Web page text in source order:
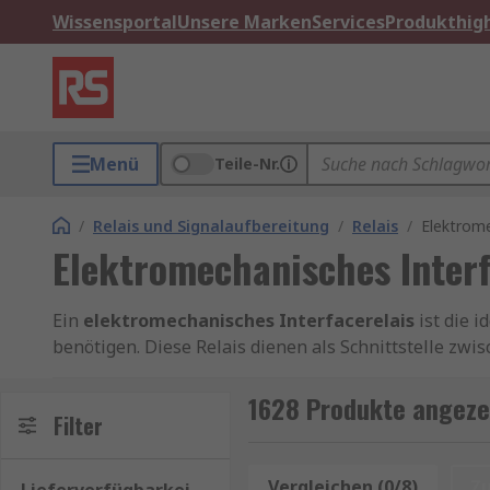
WissensportalUnsere MarkenServices
Menü Teile-Nr.
/ Relais und Signalaufbereitung / Relais /
Elektromechanisches
Ein elektromechanisches Interfacerelais ist die
benötigen. Diese Relais dienen als Schnittstelle
Automatisierungstechnik, im Maschinenbau und in
Aktoren weiterzugeben. Elektromechanische
Filter 1628 Produkte